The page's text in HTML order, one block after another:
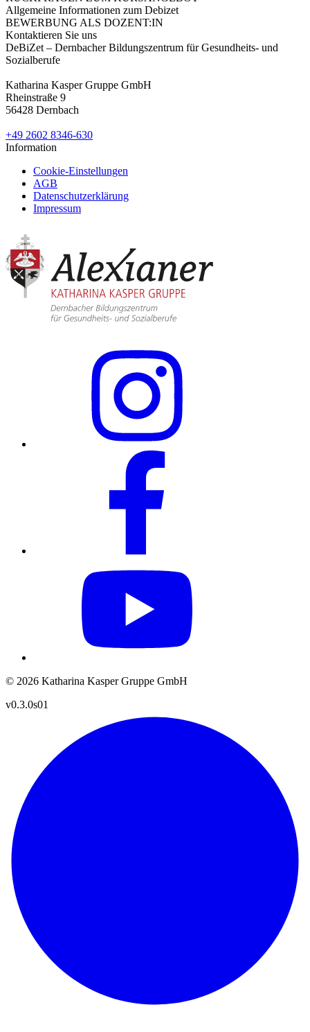
Allgemeine Informationen zum Debizet
BEWERBUNG ALS DOZENT:IN
Kontaktieren Sie uns
DeBiZet – Dernbacher Bildungszentrum für Gesundheits- und
Sozialberufe
Katharina Kasper Gruppe GmbH
Rheinstraße 9
56428 Dernbach
+49 2602 8346-630
Information
Cookie-Einstellungen
AGB
Datenschutzerklärung
Impressum
© 2026 Katharina Kasper Gruppe GmbH
v0.3.0s01